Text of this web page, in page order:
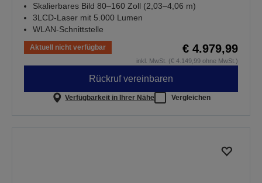
Skalierbares Bild 80–160 Zoll (2,03–4,06 m)
3LCD-Laser mit 5.000 Lumen
WLAN-Schnittstelle
Aktuell nicht verfügbar € 4.979,99
inkl. MwSt. (€ 4.149,99 ohne MwSt.)
Rückruf vereinbaren
Verfügbarkeit in Ihrer Nähe Vergleichen